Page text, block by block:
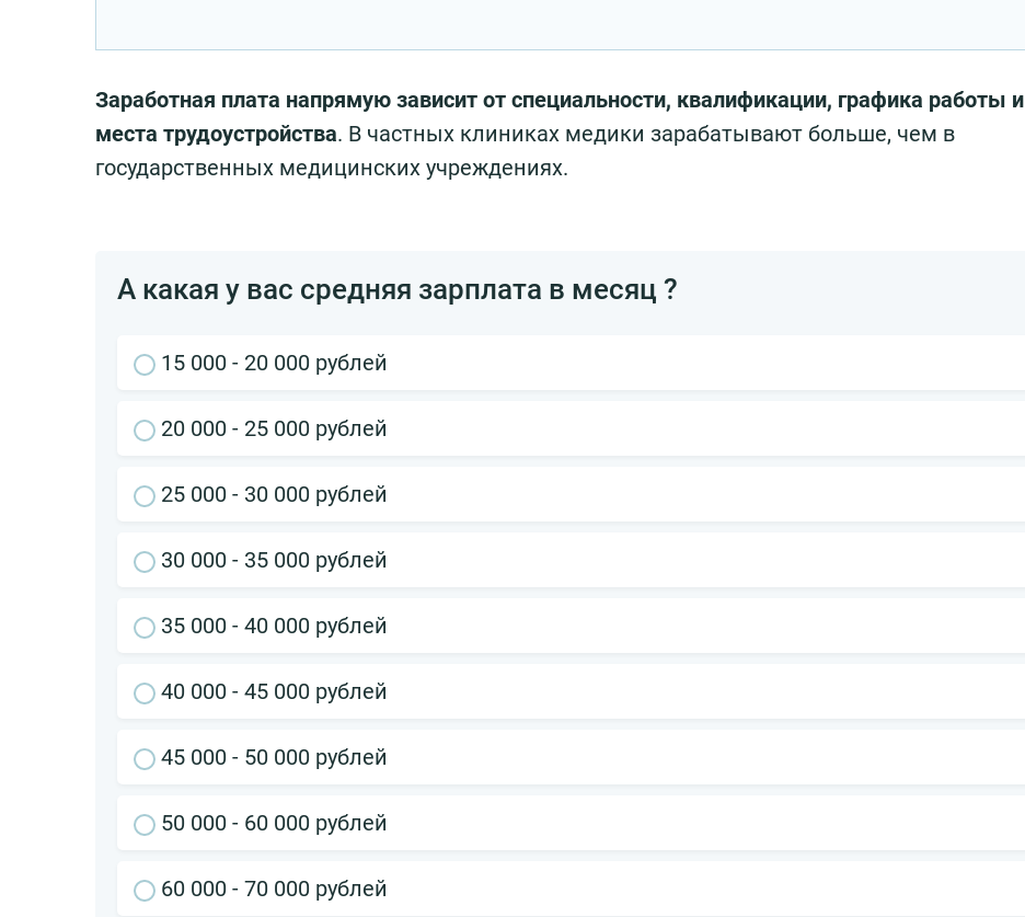
Заработная плата напрямую зависит от специальности, квалификации, графика работы и
места трудоустройства. В частных клиниках медики зарабатывают больше, чем в
государственных медицинских учреждениях.
А какая у вас средняя зарплата в месяц ?
15 000 - 20 000 рублей
20 000 - 25 000 рублей
25 000 - 30 000 рублей
30 000 - 35 000 рублей
35 000 - 40 000 рублей
40 000 - 45 000 рублей
45 000 - 50 000 рублей
50 000 - 60 000 рублей
60 000 - 70 000 рублей